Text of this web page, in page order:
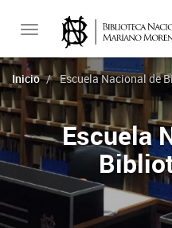
Toggle
navigation
Inicio Escuela Nacional de
Escuela